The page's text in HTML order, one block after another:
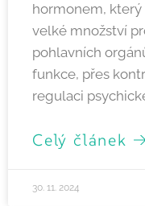
hormonem,
velké množství
pohlavních
funkce, přes
regulaci
Celý článek
30. 11. 2024